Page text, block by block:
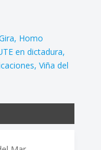
Homo
en dictadura
Viña del